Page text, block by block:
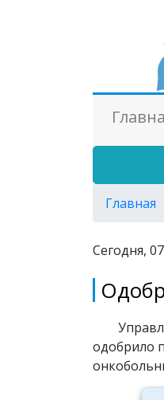
Главная
Сегодня,
одобрило